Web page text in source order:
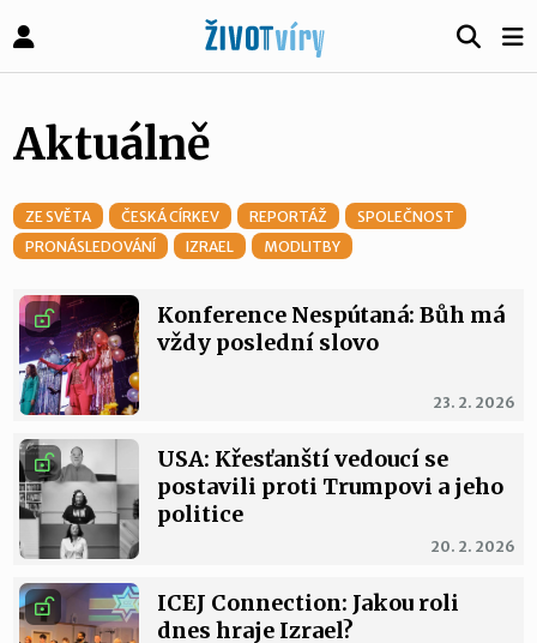
Aktuálně
ZE SVĚTA ČESKÁ CÍRKEV REPORTÁŽ
SPOLEČNOST
PRONÁSLEDOVÁNÍ
IZRAEL MODLITBY
23. 2. 2026
Konference Nespútaná: Bůh má
vždy poslední slovo
20. 2. 2026
USA: Křesťanští vedoucí se
postavili proti Trumpovi a jeho
politice
ICEJ Connection: Jakou roli
dnes hraje Izrael?